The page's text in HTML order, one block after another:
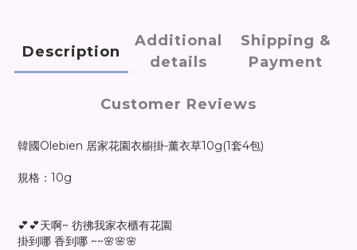
Description
Additional
details
Shipping &
Payment
Customer Reviews
韓國Olebien 居家花園衣櫥掛-薰衣草10g(1套4包)
規格：10g
💕💕天啊~ 彷彿我家衣櫃有花園
掛到哪 香到哪 ~~🌸🌸🌸